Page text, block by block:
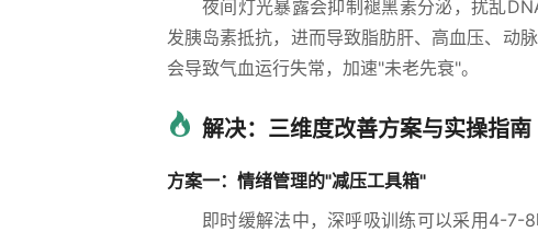
夜间灯光暴露会抑制褪黑素分泌，扰乱
发胰岛素抵抗，进而导致脂肪肝、高血压、动
会导致气血运行失常，加速"未老先衰"。
解决：三维度改善方案与实操指南
方案一：情绪管理的"减压工具箱"
即时缓解法中，深呼吸训练可以采用4-7-